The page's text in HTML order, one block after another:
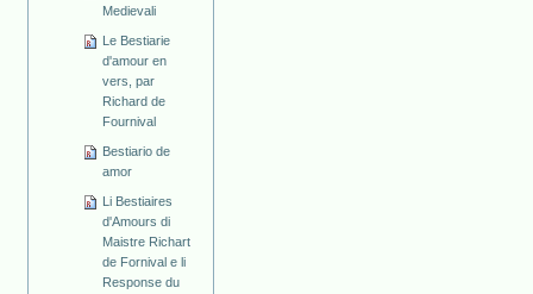
Medievali
Le Bestiarie
d'amour en
vers, par
Richard de
Fournival
Bestiario de
amor
Li Bestiaires
d'Amours di
Maistre Richart
de Fornival e li
Response du